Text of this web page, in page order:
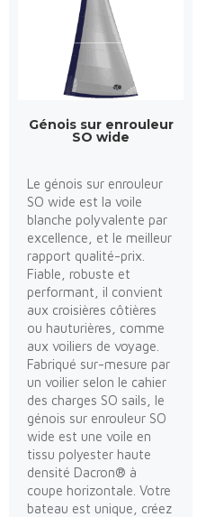
Génois sur enrouleur
SO wide
Le génois sur enrouleur
SO wide est la voile
blanche polyvalente par
excellence, et le meilleur
rapport qualité-prix.
Fiable, robuste et
performant, il convient
aux croisières côtières
ou hauturières, comme
aux voiliers de voyage.
Fabriqué sur-mesure par
un voilier selon le cahier
des charges SO sails, le
génois sur enrouleur SO
wide est une voile en
tissu polyester haute
densité Dacron® à
coupe horizontale. Votre
bateau est unique, créez